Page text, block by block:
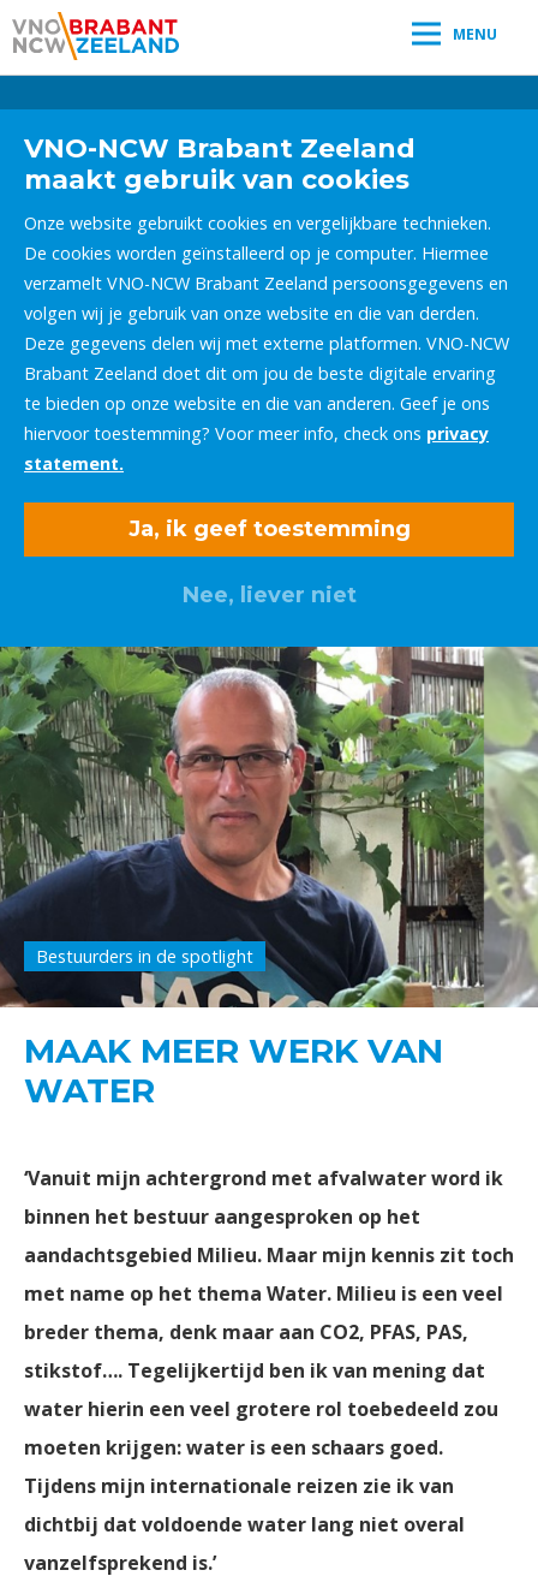
MENU
VNO-NCW Brabant Zeeland
maakt gebruik van cookies
Onze website gebruikt cookies en vergelijkbare technieken.
De cookies worden geïnstalleerd op je computer. Hiermee
verzamelt VNO-NCW Brabant Zeeland persoonsgegevens en
volgen wij je gebruik van onze website en die van derden.
Deze gegevens delen wij met externe platformen. VNO-NCW
Brabant Zeeland doet dit om jou de beste digitale ervaring
te bieden op onze website en die van anderen. Geef je ons
hiervoor toestemming? Voor meer info, check ons privacy
statement.
Ja, ik geef toestemming
Nee, liever niet
Bestuurders in de spotlight
MAAK MEER WERK VAN
WATER
‘Vanuit mijn achtergrond met afvalwater word ik
binnen het bestuur aangesproken op het
aandachtsgebied Milieu. Maar mijn kennis zit toch
met name op het thema Water. Milieu is een veel
breder thema, denk maar aan CO2, PFAS, PAS,
stikstof…. Tegelijkertijd ben ik van mening dat
water hierin een veel grotere rol toebedeeld zou
moeten krijgen: water is een schaars goed.
Tijdens mijn internationale reizen zie ik van
dichtbij dat voldoende water lang niet overal
vanzelfsprekend is.’